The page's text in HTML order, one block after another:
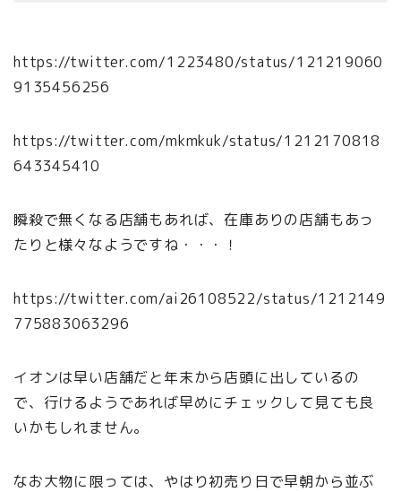
https://twitter.com/1223480/status/121219060
9135456256
https://twitter.com/mkmkuk/status/1212170818
643345410
瞬殺で無くなる店舗もあれば、在庫ありの店舗もあっ
たりと様々なようですね・・・！
https://twitter.com/ai26108522/status/1212149
775883063296
イオンは早い店舗だと年末から店頭に出しているの
で、行けるようであれば早めにチェックして見ても良
いかもしれません。
なお大物に限っては、やはり初売り日で早朝から並ぶ